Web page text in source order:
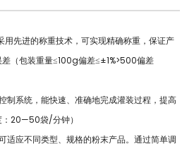
用先进的称重技术，可实现精确称重，保证产
（包装重量≤100g偏差≤±1%>500偏差
制系统，能快速、准确地完成灌装过程，提高
：20—50袋/分钟）
适应不同类型、规格的粉末产品。通过简单调